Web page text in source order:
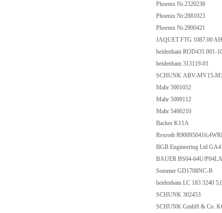
Phoenix Nr.2320238
Phoenix Nr.2881023
Phoenix Nr.2900421
JAQUET FTG 1087.00
heidenhain ROD431.001-
heidenhain 313119-01
SCHUNK ABV-MV15-
Mahr 5001052
Mahr 5009112
Mahr 5400210
Backer K11A
Rexroth
BGB Engineering Ltd
BAUER BS04-64U/
Sommer GD1708NC-B
heidenhain LC 183 3240
SCHUNK 302453
SCHUNK GmbH & Co.